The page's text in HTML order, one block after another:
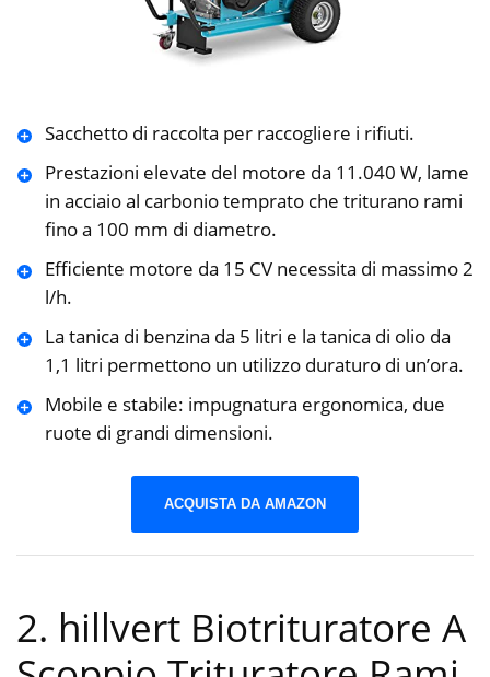
Sacchetto di raccolta per raccogliere i rifiuti.
Prestazioni elevate del motore da 11.040 W, lame
in acciaio al carbonio temprato che triturano rami
fino a 100 mm di diametro.
Efficiente motore da 15 CV necessita di massimo 2
l/h.
La tanica di benzina da 5 litri e la tanica di olio da
1,1 litri permettono un utilizzo duraturo di un’ora.
Mobile e stabile: impugnatura ergonomica, due
ruote di grandi dimensioni.
ACQUISTA DA AMAZON
2. hillvert Biotrituratore A